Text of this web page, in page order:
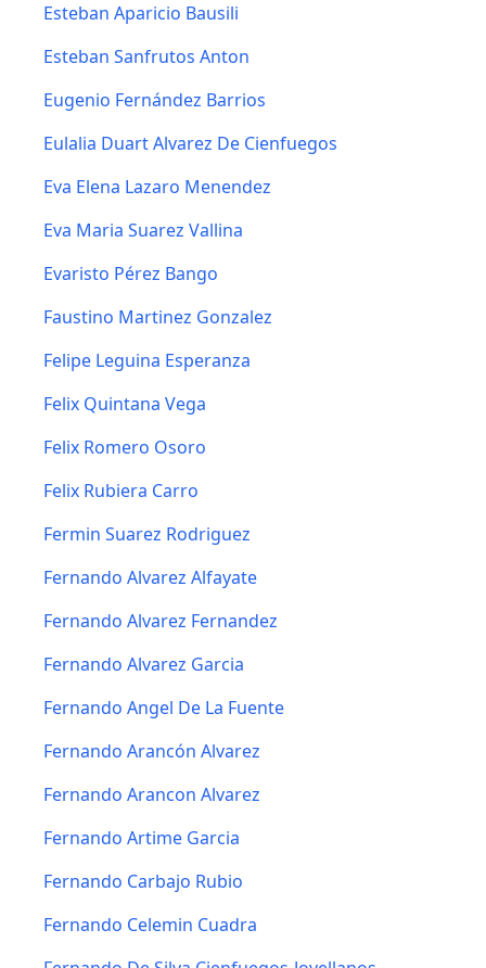
Esteban Aparicio Bausili
Esteban Sanfrutos Anton
Eugenio Fernández Barrios
Eulalia Duart Alvarez De Cienfuegos
Eva Elena Lazaro Menendez
Eva Maria Suarez Vallina
Evaristo Pérez Bango
Faustino Martinez Gonzalez
Felipe Leguina Esperanza
Felix Quintana Vega
Felix Romero Osoro
Felix Rubiera Carro
Fermin Suarez Rodriguez
Fernando Alvarez Alfayate
Fernando Alvarez Fernandez
Fernando Alvarez Garcia
Fernando Angel De La Fuente
Fernando Arancón Alvarez
Fernando Arancon Alvarez
Fernando Artime Garcia
Fernando Carbajo Rubio
Fernando Celemin Cuadra